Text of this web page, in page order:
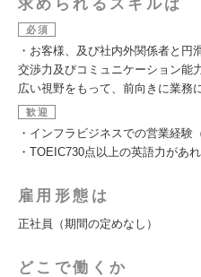
求められるスキルは
必須
・お客様、及び社内外関係者と円
交渉力及びコミュニケーション能
広い視野をもって、前向きに業務
歓迎
・インフラビジネスでの営業経
・TOEIC730点以上の英語力があ
雇用形態は
正社員（期間の定めなし）
どこで働くか